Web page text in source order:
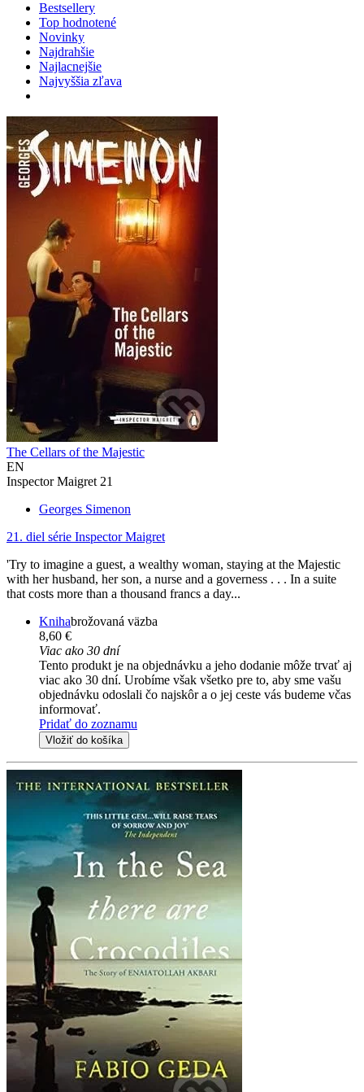
Bestsellery
Top hodnotené
Novinky
Najdrahšie
Najlacnejšie
Najvyššia zľava
The Cellars of the Majestic
EN
Inspector Maigret 21
Georges Simenon
21. diel série Inspector Maigret
'Try to imagine a guest, a wealthy woman, staying at the Majestic
with her husband, her son, a nurse and a governess . . . In a suite
that costs more than a thousand francs a day...
Knihabrožovaná väzba
8,60 €
Viac ako 30 dní
Tento produkt je na objednávku a jeho dodanie môže trvať aj
viac ako 30 dní. Urobíme však všetko pre to, aby sme vašu
objednávku odoslali čo najskôr a o jej ceste vás budeme včas
informovať.
Pridať do zoznamu
Vložiť do košíka